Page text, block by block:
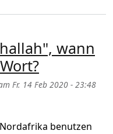
wann
Fr. 14 Feb 2020 - 23:48
benutzen